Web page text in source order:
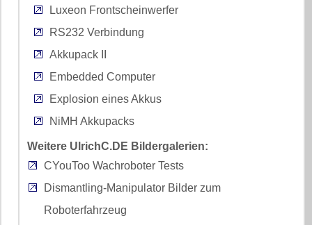
Luxeon Frontscheinwerfer
RS232 Verbindung
Akkupack II
Embedded Computer
Explosion eines Akkus
NiMH Akkupacks
Weitere UlrichC.DE Bildergalerien:
CYouToo Wachroboter Tests
Dismantling-Manipulator Bilder zum
Roboterfahrzeug